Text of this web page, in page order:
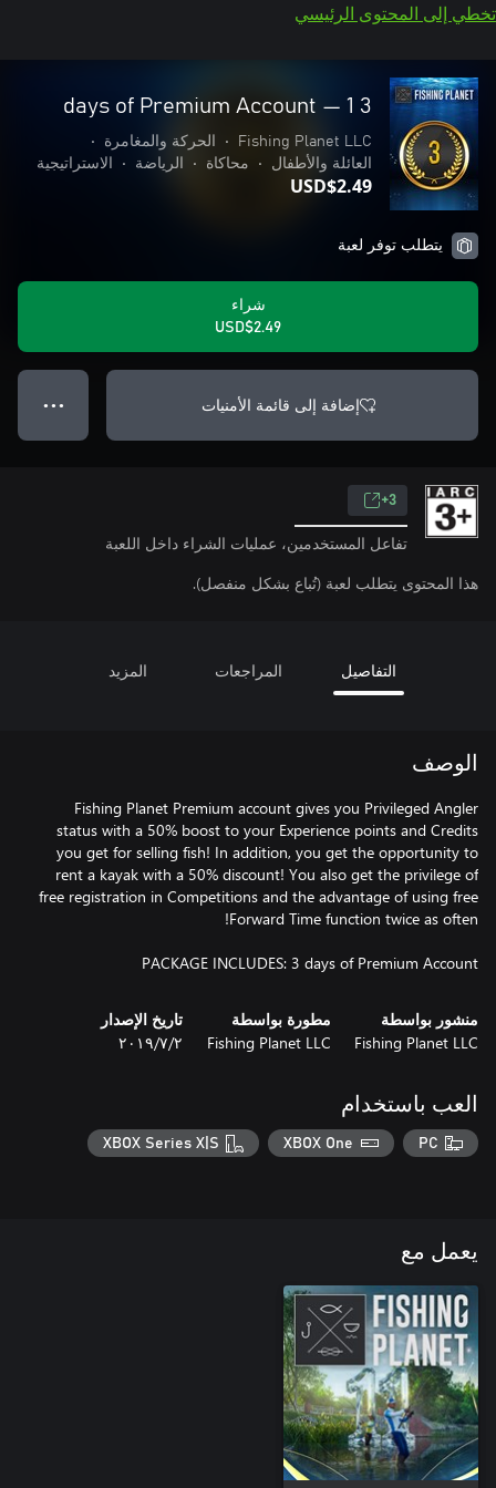
تخطي إلى المحتوى الرئيسي
3 days of Premium Account — 1
Fishing Planet LLC
• الحركة والمغامرة
•
العائلة والأطفال
• محاكاة • الرياضة • الاستراتيجية
USD$2.49
يتطلب توفر لعبة
شراء
USD$2.49
إضافة إلى قائمة الأمنيات ● ● ●
3+
تفاعل المستخدمين، عمليات الشراء داخل اللعبة
هذا المحتوى يتطلب لعبة (تُباع بشكل منفصل).
التفاصيل المراجعات المزيد
الوصف
Fishing Planet Premium account gives you Privileged Angler
status with a 50% boost to your Experience points and Credits
you get for selling fish! In addition, you get the opportunity to
rent a kayak with a 50% discount! You also get the privilege of
free registration in Competitions and the advantage of using free
PACKAGE INCLUDES: 3 days of Premium Account
منشور بواسطة
Fishing Planet LLC
مطورة بواسطة
Fishing Planet LLC
تاريخ الإصدار
٢‏/٧‏/٢٠١٩
العب باستخدام
PC
XBOX One
XBOX Series X|S
يعمل مع